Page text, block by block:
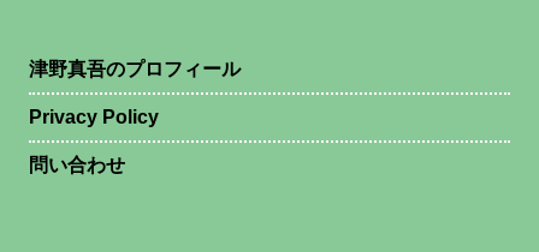
津野真吾のプロフィール
Privacy Policy
問い合わせ